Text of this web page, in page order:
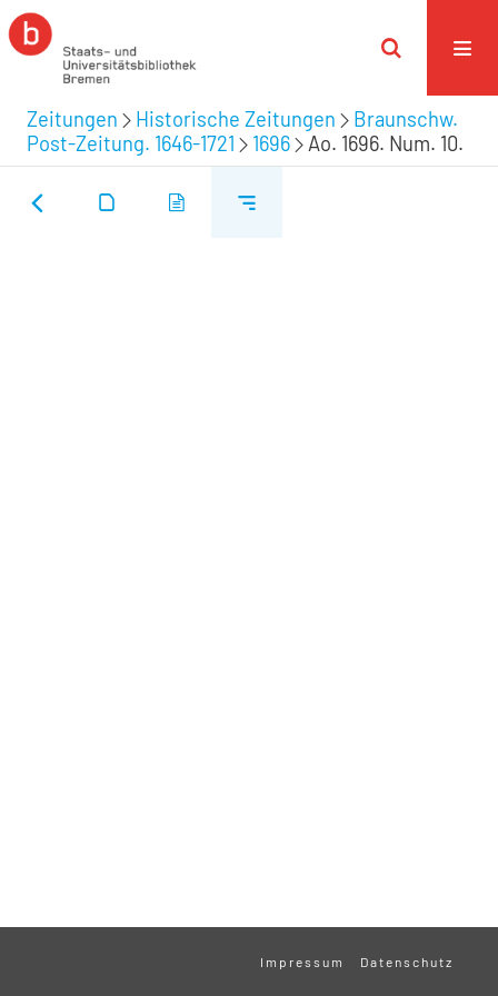
Zeitungen Historische Zeitungen
Braunschw.
Post-Zeitung. 1646-1721
1696 Ao. 1696. Num. 10.
Impressum Datenschutz